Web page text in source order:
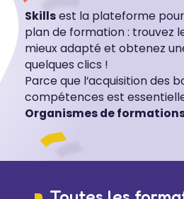
Skillsest la plateforme
plan de formation : trouvez
mieux adapté et obtenez
quelques clics !
Parce que l’acquisition des
compétences est
Organismes de